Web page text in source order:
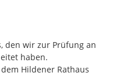
den wir zur Prüfung an
haben.
Hildener Rathaus